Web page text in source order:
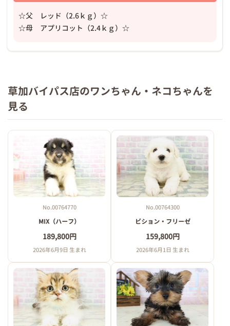
☆父 レッド（2.6ｋｇ）☆
☆母 アプリコット（2.4ｋｇ）☆
草加バイパス店のワンちゃん・ネコちゃんを
見る
No.00764770
MIX（ハーフ）
189,800円
2026年6月9日 生まれ
No.00764300
ビション・フリーゼ
159,800円
2026年6月1日 生まれ